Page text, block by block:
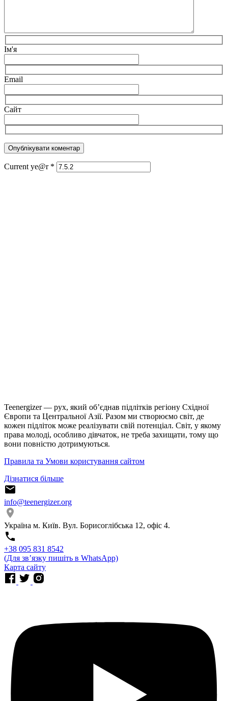
Ім'я
Email
Сайт
Current ye@r *
Teenergizer — рух, який об’єднав підлітків регіону Східної
Європи та Центральної Азії. Разом ми створюємо світ, де
кожен підліток може реалізувати свій потенціал. Світ, у якому
права молоді, особливо дівчаток, не треба захищати, тому що
вони повністю дотримуються.
Правила та Умови користування сайтом
Дізнатися більше
info@teenergizer.org
Україна м. Київ. Вул. Борисоглібська 12, офіс 4.
⁨+38 095 831 8542⁩
(Для звʼязку пишіть в WhatsApp)
Карта сайту